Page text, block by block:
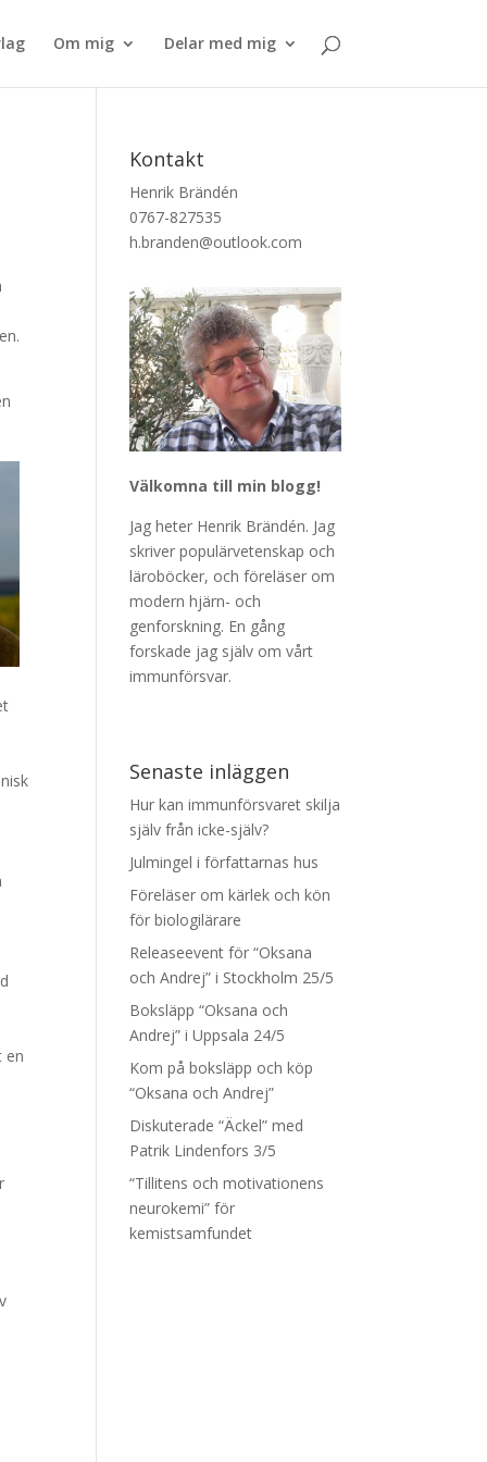
Om mig Delar med mig
en
Kontakt
Henrik Brändén
0767-827535
h.branden@outlook.com
Välkomna till min blogg!
Jag heter Henrik Brändén. Jag
skriver populärvetenskap och
läroböcker, och föreläser om
modern hjärn- och
genforskning. En gång
forskade jag själv om vårt
immunförsvar.
Senaste inläggen
Hur kan immunförsvaret skilja
själv från icke-själv?
Julmingel i författarnas hus
Föreläser om kärlek och kön
för biologilärare
Releaseevent för “Oksana
och Andrej” i Stockholm 25/5
Boksläpp “Oksana och
Andrej” i Uppsala 24/5
Kom på boksläpp och köp
“Oksana och Andrej”
Diskuterade “Äckel” med
Patrik Lindenfors 3/5
“Tillitens och motivationens
neurokemi” för
kemistsamfundet